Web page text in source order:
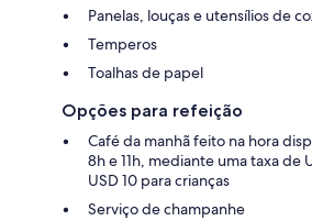
Panelas, louças e utensílios de
Temperos
Toalhas de papel
Opções para refeição
Café da manhã feito na hora
8h e 11h, mediante uma taxa de
USD 10 para crianças
Serviço de champanhe